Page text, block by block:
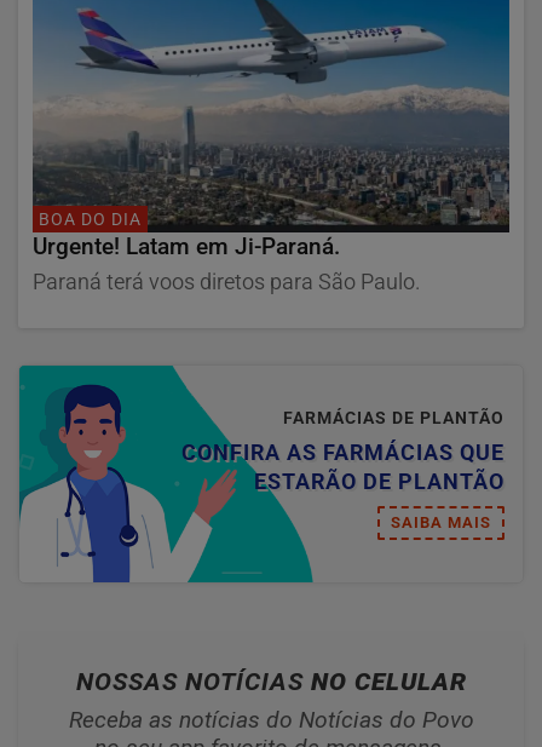
BOA DO DIA
Urgente! Latam em Ji-Paraná.
Paraná terá voos diretos para São Paulo.
FARMÁCIAS DE PLANTÃO
CONFIRA AS FARMÁCIAS QUE
ESTARÃO DE PLANTÃO
SAIBA MAIS
NOSSAS NOTÍCIAS NO CELULAR
Receba as notícias do Notícias do Povo